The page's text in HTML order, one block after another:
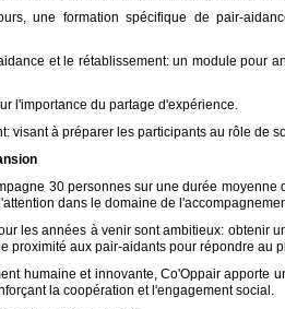
une formation spécifique de pair-
et le rétablissement: un module pour
l'importance du partage d'expérience.
visant à préparer les participants au rôle de
30 personnes sur une durée moyenne
dans le domaine de
les années à venir sont ambitieux: obtenir
proximité aux pair-aidants pour répondre au
humaine et innovante, Co'Oppair apporte
la coopération et l'engagement social.